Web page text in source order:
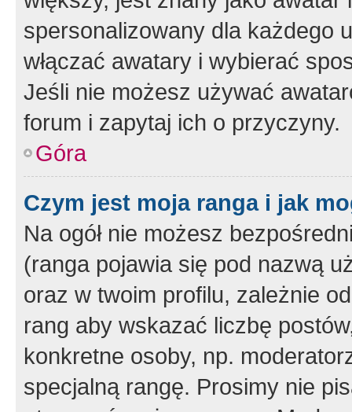
spersonalizowany dla każdego
włączać awatary i wybierać
Jeśli nie możesz używać
forum i zapytaj ich o przyczyny.
Góra
Czym jest moja ranga i jak
Na ogół nie możesz
(ranga pojawia się pod nazwą
oraz w twoim profilu, zależnie
rang aby wskazać liczbę
konkretne osoby, np.
specjalną rangę. Prosimy nie